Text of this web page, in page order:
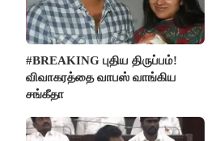
#BREAKING புதிய திருப்பம்!
விவாகரத்தை வாபஸ் வாங்கிய
சங்கீதா